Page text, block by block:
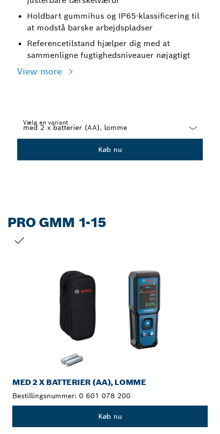
Holdbart gummihus og IP65-klassificering til
at modstå barske arbejdspladser
Referencetilstand hjælper dig med at
sammenligne fugtighedsniveauer nøjagtigt
View more
Vælg en variant
Køb nu
PRO GMM 1-15
MED 2 X BATTERIER (AA), LOMME
Bestillingsnummer: 0 601 078 200
Køb nu